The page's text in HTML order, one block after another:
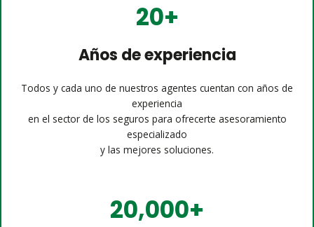
20+
Años de experiencia
Todos y cada uno de nuestros agentes cuentan con años de
experiencia
en el sector de los seguros para ofrecerte asesoramiento
especializado
y las mejores soluciones.
20,000+